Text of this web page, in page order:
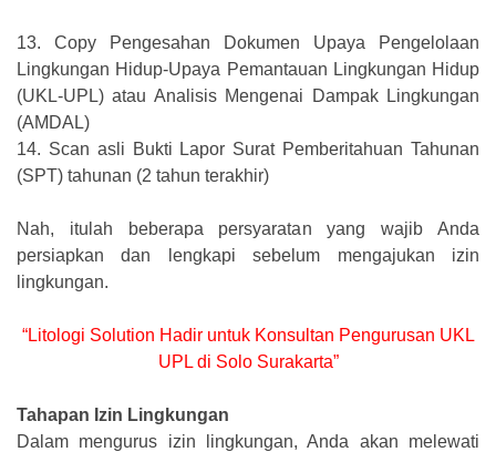
13.
Copy Pengesahan Dokumen Upaya Pengelolaan
Lingkungan Hidup-Upaya Pemantauan Lingkungan Hidup
(UKL-UPL) atau Analisis Mengenai Dampak Lingkungan
(AMDAL)
14. Scan asli Bukti Lapor Surat Pemberitahuan Tahunan
(SPT) tahunan (2 tahun terakhir)
Nah, itulah beberapa persyaratan yang wajib Anda
persiapkan dan lengkapi sebelum mengajukan izin
lingkungan.
“Litologi Solution Hadir untuk Konsultan Pengurusan UKL
UPL di Solo Surakarta”
Tahapan Izin Lingkungan
Dalam mengurus izin lingkungan, Anda akan melewati